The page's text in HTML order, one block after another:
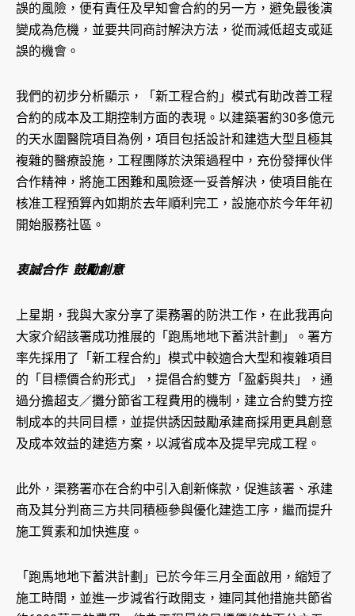
誤的風險，便有責任及早知會合約的另一方，避免最後演
變成為危機，並要共同商討解決方法，從而減低超支或延
誤的機會。
我們的初步分析顯示，「新工程合約」模式有助改善工程
合約的成本及工期控制方面的表現。以建築署約30多億元
的天水圍醫院項目為例，項目包括設計和建造大型且極其
複雜的醫療設施，工程團隊於決策過程中，充份發揮伙伴
合作精神，將施工困難和風險逐一妥善解決，使項目能在
核准工程預算內如期於去年順利完工，設施亦於今年年初
開始服務社區。
衷誠合作 鼓勵創意
上星期，我與大家分享了渠務署的防洪工作，在此我再向
大家介紹該署成功推展的「跑馬地地下蓄洪計劃」。署方
率先採用了「新工程合約」模式中較適合大型和複雜項目
的「目標價合約形式」，提倡合約雙方「盈虧與共」，通
過分擔超支／攤分節省工程費用的機制，建立合約雙方控
制成本的共同目標，並提供誘因鼓勵承建商採用更具創意
及成本效益的建造方案，以減省成本及提早完成工程。
此外，渠務署亦在合約中引入創新條款，促進該署、承建
商及其分判商三方共同積極參與優化建造工序，繼而提升
施工質素和加快進度。
「跑馬地地下蓄洪計劃」已於今年三月全面啟用，縮短了
施工時間，並進一步減省行政開支，連同其他措施共節省